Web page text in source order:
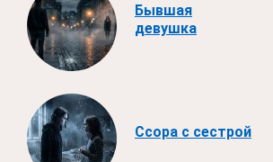
Бывшая
девушка
Ссора с сестрой